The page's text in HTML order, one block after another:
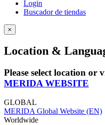
Login
Buscador de tiendas
×
Location &
Please select location or
MERIDA WEBSITE
GLOBAL
MERIDA Global Website (EN)
Worldwide